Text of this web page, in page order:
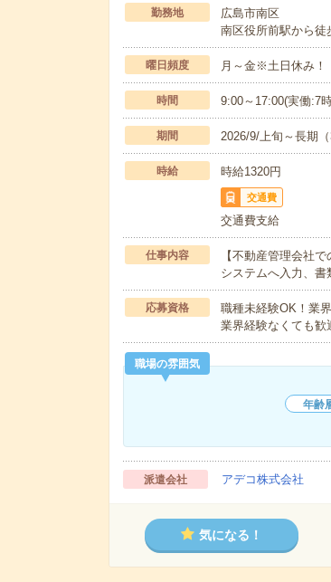
勤務地
広島市南区
南区役所前駅から徒
曜日頻度 月～金※土日休み！
時間 9:00～17:00(実働:7
期間 2026/9/上旬～長期
時給 時給1320円
交通費
交通費支給
仕事内容
【不動産管理会社
システムへ入力、
応募資格
職種未経験OK！業
業界経験なくても歓
職場の雰囲気
年齢
派遣会社 アデコ株式会社
気になる！